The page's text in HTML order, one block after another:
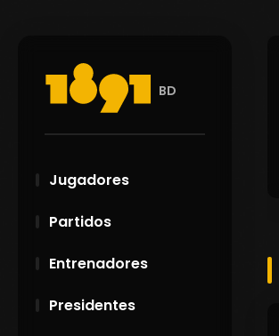
BD
Jugadores
Partidos
Entrenadores
Presidentes